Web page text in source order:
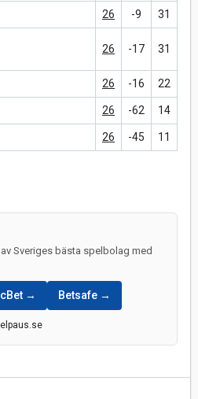
26 -9 31
26 -17 31
26 -16 22
26 -62 14
26 -45 11
Sveriges bästa spelbolag med
→ Betsafe →